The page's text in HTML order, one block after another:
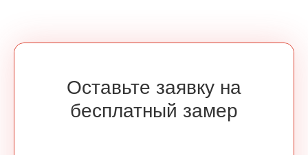
Оставьте заявку на
бесплатный замер